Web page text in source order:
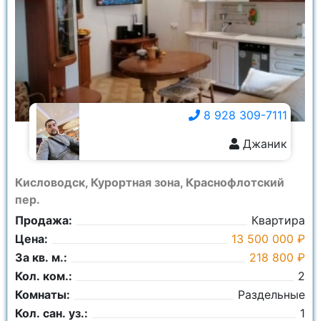
Площадь общая:
Кисловодск, Курортная зона, Краснофлотский
пер.
Продажа:
Квартира
Цена:
13 500 000 ₽
За кв. м.:
218 800 ₽
Кол. ком.:
2
Комнаты:
Раздельные
Кол. сан. уз.:
1
8 928 309-7111
Джаник